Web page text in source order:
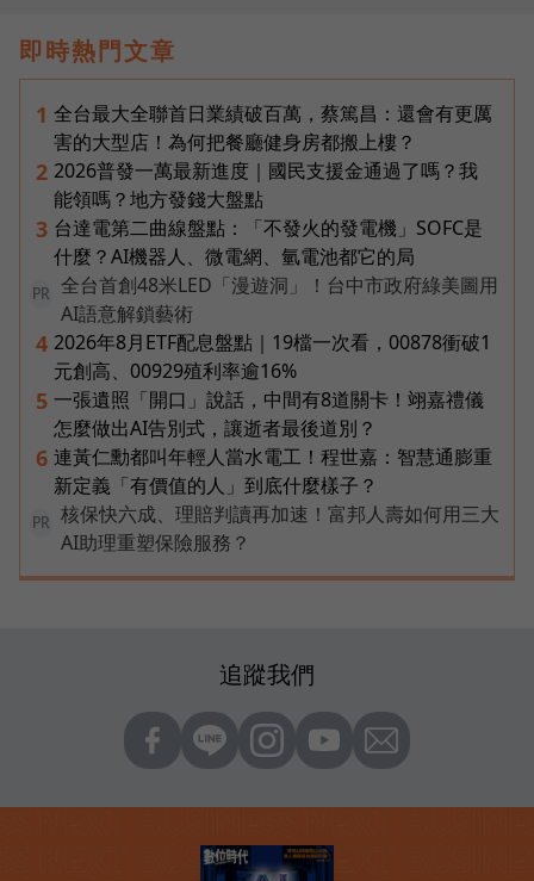
即時熱門文章
1 全台最大全聯首日業績破百萬，蔡篤昌：還會有更厲
害的大型店！為何把餐廳健身房都搬上樓？
2 2026普發一萬最新進度｜國民支援金通過了嗎？我
能領嗎？地方發錢大盤點
3 台達電第二曲線盤點：「不發火的發電機」SOFC是
什麼？AI機器人、微電網、氫電池都它的局
PR
全台首創48米LED「漫遊洞」！台中市政府綠美圖用
AI語意解鎖藝術
4 2026年8月ETF配息盤點｜19檔一次看，00878衝破1
元創高、00929殖利率逾16%
5 一張遺照「開口」說話，中間有8道關卡！翊嘉禮儀
怎麼做出AI告別式，讓逝者最後道別？
6 連黃仁勳都叫年輕人當水電工！程世嘉：智慧通膨重
新定義「有價值的人」到底什麼樣子？
PR
核保快六成、理賠判讀再加速！富邦人壽如何用三大
AI助理重塑保險服務？
追蹤我們